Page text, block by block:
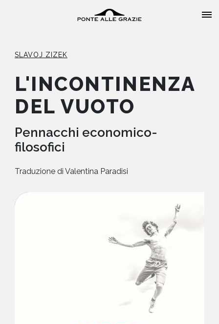
HOME
CHI SIAMO
NEWS
SLAVOJ ZIZEK
L'INCONTINENZA
DEL VUOTO
Pennacchi economico-
filosofici
Traduzione di Valentina Paradisi